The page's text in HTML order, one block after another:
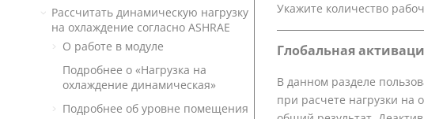
Рассчитать динамическую нагрузку
на охлаждение согласно ASHRAE
О работе в модуле
Подробнее о «Нагрузка на
охлаждение динамическая»
Подробнее об уровне помещения
Укажите количество
Глобальная
В данном разделе
при расчете нагрузки на